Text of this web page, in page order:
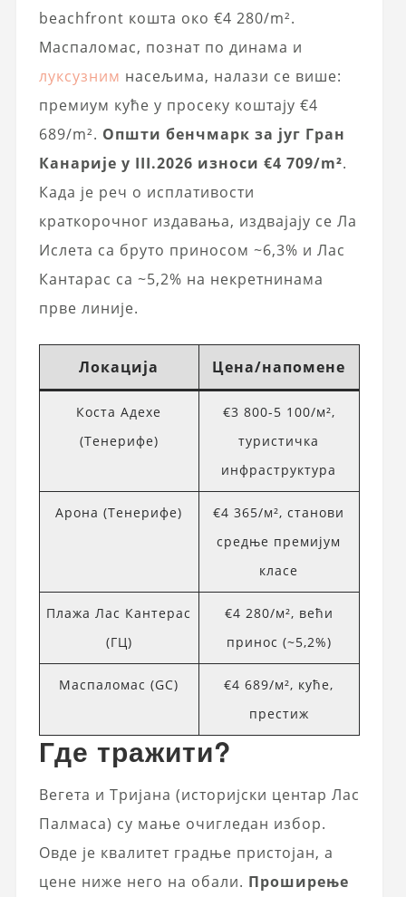
beachfront кошта око €4 280/m².
Маспаломас, познат по динама и
луксузним насељима, налази се више:
премиум куће у просеку коштају €4
689/m². Општи бенчмарк за југ Гран
Канарије у III.2026 износи €4 709/m².
Када је реч о исплативости
краткорочног издавања, издвајају се Ла
Ислета са бруто приносом ~6,3% и Лас
Кантарас са ~5,2% на некретнинама
прве линије.
Локација Цена/напомене
Коста Адехе
(Тенерифе)
€3 800-5 100/м²,
туристичка
инфраструктура
Арона (Тенерифе)
€4 365/м², станови
средње премијум
класе
Плажа Лас Кантерас
(ГЦ)
€4 280/м², већи
принос (~5,2%)
Маспаломас (GC)
€4 689/м², куће,
престиж
Где тражити?
Вегета и Тријана (историјски центар Лас
Палмаса) су мање очигледан избор.
Овде је квалитет градње пристојан, а
цене ниже него на обали. Проширење